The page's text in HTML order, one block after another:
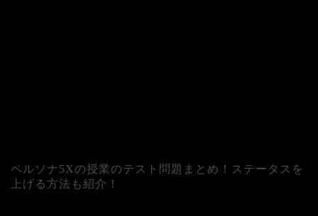
ペルソナ5Xの授業のテスト問題まとめ！ステータスを
上げる方法も紹介！